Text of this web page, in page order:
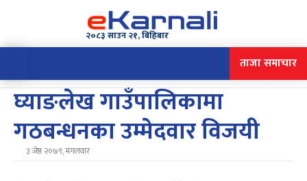
२०८३ साउन २१, बिहिबार
ताजा समाचार
घ्याङलेख गाउँपालिकामा
गठबन्धनका उम्मेदवार विजयी
३ जेष्ठ २०७९, मंगलवार